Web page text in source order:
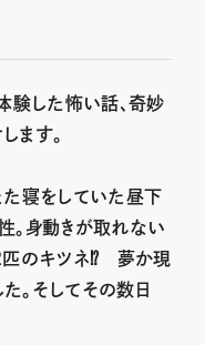
験した怖い話、奇妙
ます。
た寝をしていた昼下
。身動きが取れない
匹のキツネ⁉ 夢か現
。そしてその数日